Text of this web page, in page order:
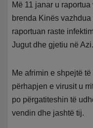
Më 11 janar u
brenda Kinës
raportuan raste
Jugut dhe gjetiu në Azi.
Me afrimin e shpejtë
përhapjen e virusit u
po përgatiteshin të
vendin dhe jashtë tij.